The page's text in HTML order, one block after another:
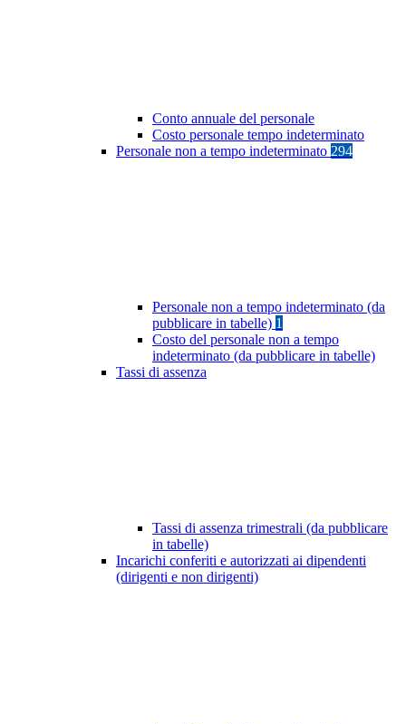
Conto annuale del personale
Costo personale tempo indeterminato
Personale non a tempo indeterminato 294
Personale non a tempo indeterminato (da
pubblicare in tabelle) 1
Costo del personale non a tempo
indeterminato (da pubblicare in tabelle)
Tassi di assenza
Tassi di assenza trimestrali (da pubblicare
in tabelle)
Incarichi conferiti e autorizzati ai dipendenti
(dirigenti e non dirigenti)